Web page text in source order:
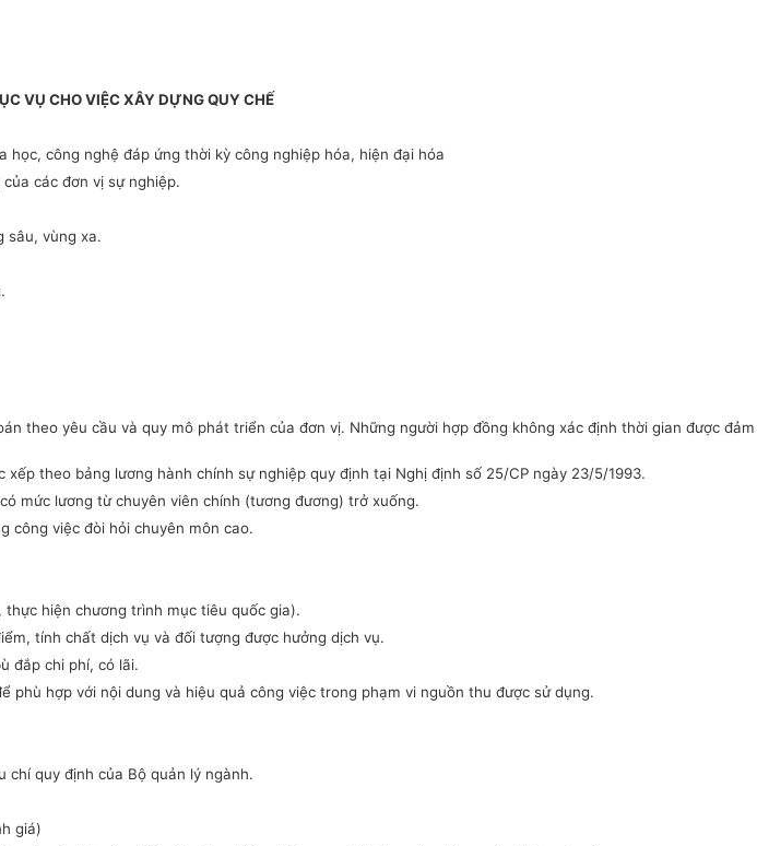
VỤ CHO VIỆC XÂY DỰNG QUY CHẾ
công nghệ đáp ứng thời kỳ công nghiệp hóa, hiện đại hóa
các đơn vị sự nghiệp.
sâu, vùng xa.
theo yêu cầu và quy mô phát triển của đơn vị. Những người hợp đồng không xác định thời gian được đảm
theo bảng lương hành chính sự nghiệp quy định tại Nghị định số 25/CP ngày 23/5/1993.
mức lương từ chuyên viên chính (tương đương) trở xuống.
công việc đòi hỏi chuyên môn cao.
hiện chương trình mục tiêu quốc gia).
tính chất dịch vụ và đối tượng được hưởng dịch vụ.
đắp chi phí, có lãi.
hợp với nội dung và hiệu quả công việc trong phạm vi nguồn thu được sử dụng.
quy định của Bộ quản lý ngành.
giá)